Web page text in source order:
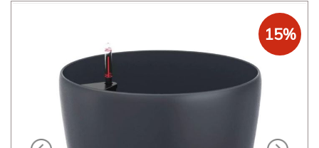
15%